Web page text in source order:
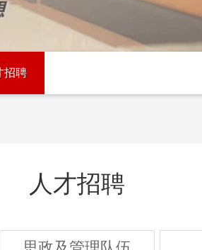
招聘
人才招聘